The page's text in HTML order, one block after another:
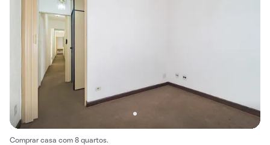
Comprar casa com 8 quartos.